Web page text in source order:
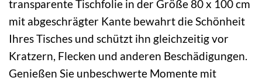
transparente Tischfolie in der Größe 80 x 100 cm
mit abgeschrägter Kante bewahrt die Schönheit
Ihres Tisches und schützt ihn gleichzeitig vor
Kratzern, Flecken und anderen Beschädigungen.
Genießen Sie unbeschwerte Momente mit